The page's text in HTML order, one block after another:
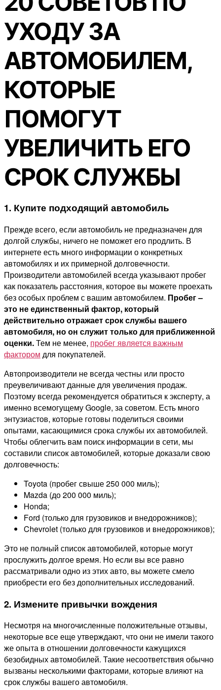
УХОДУ ЗА
АВТОМОБИЛЕМ,
КОТОРЫЕ
ПОМОГУТ
УВЕЛИЧИТЬ ЕГО
СРОК СЛУЖБЫ
1. Купите подходящий автомобиль
Прежде всего, если автомобиль не предназначен для
долгой службы, ничего не поможет его продлить. В
интернете есть много информации о конкретных
автомобилях и их примерной долговечности.
Производители автомобилей всегда указывают пробег
как показатель расстояния, которое вы можете проехать
без особых проблем с вашим автомобилем. Пробег –
это не единственный фактор, который
действительно отражает срок службы вашего
автомобиля, но он служит только для приближенной
оценки.Тем не менее, пробег является важным
фактором для покупателей.
Автопроизводители не всегда честны или просто
преувеличивают данные для увеличения продаж.
Поэтому всегда рекомендуется обратиться к эксперту, а
именно всемогущему Google, за советом. Есть много
энтузиастов, которые готовы поделиться своими
опытами, касающимися срока службы их автомобилей.
Чтобы облегчить вам поиск информации в сети, мы
составили список автомобилей, которые доказали свою
долговечность:
Toyota (пробег свыше 250 000 миль);
Mazda (до 200 000 миль);
Honda;
Ford (только для грузовиков и внедорожников);
Chevrolet (только для грузовиков и внедорожников);
Это не полный список автомобилей, которые могут
прослужить долгое время. Но если вы все равно
рассматривали одно из этих авто, вы можете смело
приобрести его без дополнительных исследований.
2. Измените привычки вождения
Несмотря на многочисленные положительные отзывы,
некоторые все еще утверждают, что они не имели такого
же опыта в отношении долговечности кажущихся
безобидных автомобилей. Такие несоответствия обычно
вызваны несколькими факторами, которые влияют на
срок службы вашего автомобиля.